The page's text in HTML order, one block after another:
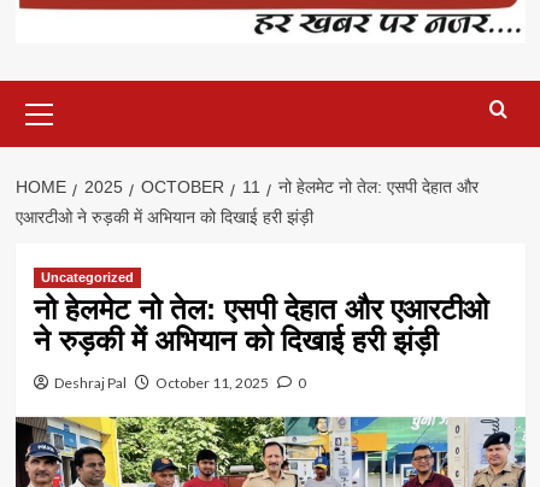
Menu
HOME 2025 OCTOBER 11
नो हेलमेट नो तेल: एसपी देहात और
एआरटीओ ने रुड़की में अभियान को दिखाई हरी झंड़ी
Uncategorized
नो हेलमेट नो तेल: एसपी देहात और एआरटीओ
ने रुड़की में अभियान को दिखाई हरी झंड़ी
Deshraj Pal October 11, 2025 0